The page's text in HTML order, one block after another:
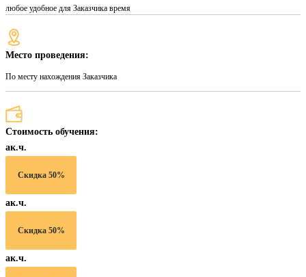
любое удобное для Заказчика время
Место проведения:
По месту нахождения Заказчика
Стоимость обучения:
ак.ч.
Скидка 50%
ак.ч.
Скидка 50%
ак.ч.